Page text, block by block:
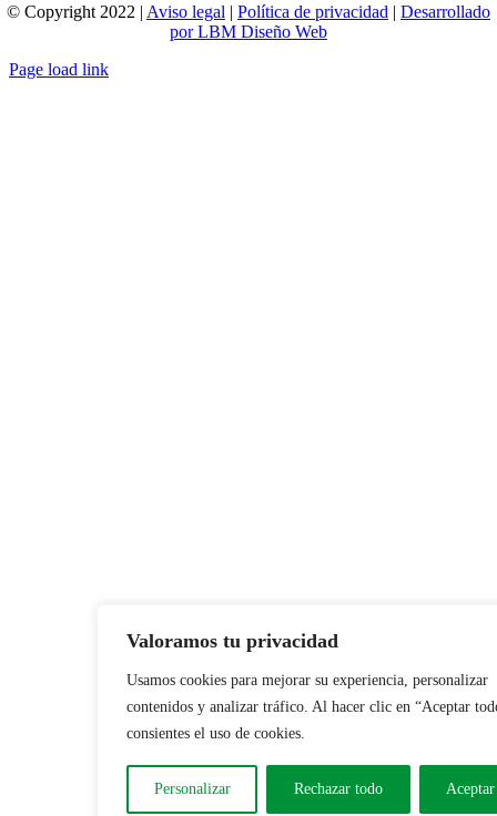
Valoramos tu privacidad
Usamos cookies para mejorar su experiencia, personalizar
contenidos y analizar tráfico. Al hacer clic en “Aceptar
consientes el uso de cookies.
Personalizar Rechazar todo
© Copyright 2022 | Aviso legal | Política de privacidad | Desarrollado
por LBM Diseño Web
Page load link